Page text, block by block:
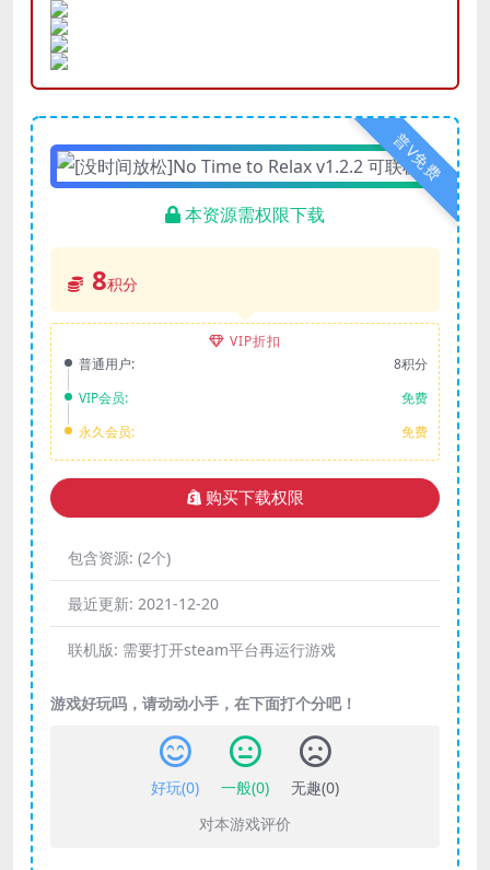
普V免费
本资源需权限下载
8积分
VIP折扣
普通用户:
8积分
VIP会员:
免费
永久会员:
免费
购买下载权限
包含资源: (2个)
最近更新: 2021-12-20
联机版: 需要打开steam平台再运行游戏
游戏好玩吗，请动动小手，在下面打个分吧！
好玩(0) 一般(0) 无趣(0)
对本游戏评价